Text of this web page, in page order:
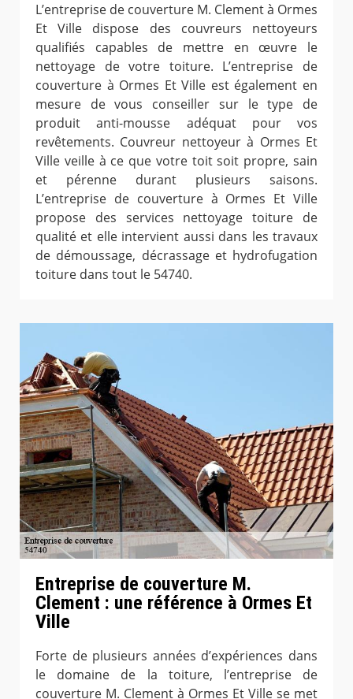
L’entreprise de couverture M. Clement à Ormes
Et Ville dispose des couvreurs nettoyeurs
qualifiés capables de mettre en œuvre le
nettoyage de votre toiture. L’entreprise de
couverture à Ormes Et Ville est également en
mesure de vous conseiller sur le type de
produit anti-mousse adéquat pour vos
revêtements. Couvreur nettoyeur à Ormes Et
Ville veille à ce que votre toit soit propre, sain
et pérenne durant plusieurs saisons.
L’entreprise de couverture à Ormes Et Ville
propose des services nettoyage toiture de
qualité et elle intervient aussi dans les travaux
de démoussage, décrassage et hydrofugation
toiture dans tout le 54740.
Entreprise de couverture M.
Clement : une référence à Ormes Et
Ville
Forte de plusieurs années d’expériences dans
le domaine de la toiture, l’entreprise de
couverture M. Clement à Ormes Et Ville se met